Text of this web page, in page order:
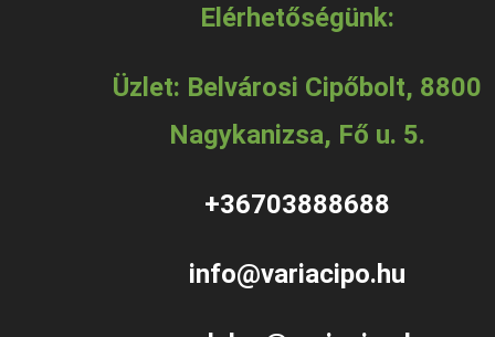
Elérhetőségünk:
Üzlet: Belvárosi Cipőbolt, 8800
Nagykanizsa, Fő u. 5.
+36703888688
info@variacipo.hu